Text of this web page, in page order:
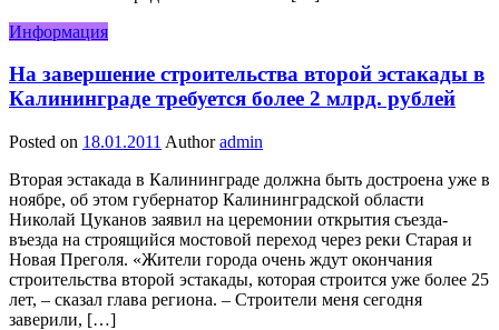
Информация
На завершение строительства второй эстакады в
Калининграде требуется более 2 млрд. рублей
Posted on 18.01.2011 Author admin
Вторая эстакада в Калининграде должна быть достроена уже в
ноябре, об этом губернатор Калининградской области
Николай Цуканов заявил на церемонии открытия съезда-
въезда на строящийся мостовой переход через реки Старая и
Новая Преголя. «Жители города очень ждут окончания
строительства второй эстакады, которая строится уже более 25
лет, – сказал глава региона. – Строители меня сегодня
заверили, […]